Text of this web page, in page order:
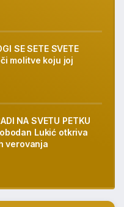
SE SETE SVETE
molitve koju joj
NA SVETU PETKU
Lukić otkriva
verovanja